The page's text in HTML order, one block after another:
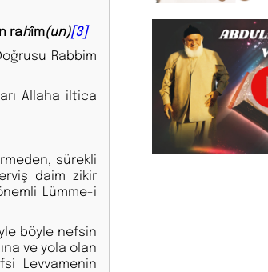
rahîm(un)[3]
Rabbim
Allaha iltica
sürekli
daim zikir
Lümme-i
böyle nefsin
ve yola olan
Levvamenin